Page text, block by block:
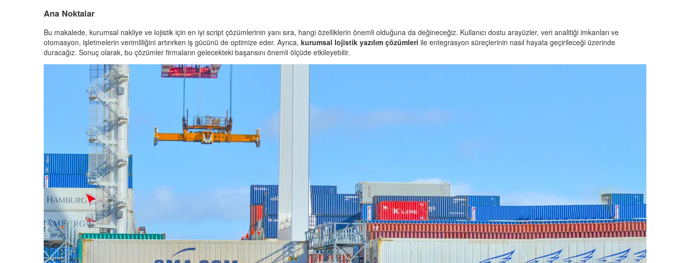
Ana Noktalar
Bu makalede, kurumsal nakliye ve lojistik için en iyi script çözümlerinin yanı sıra, hangi özelliklerin önemli olduğuna da değineceğiz. Kullanıcı dostu arayüzler, veri analitiği imkanları ve
otomasyon, işletmelerin verimliliğini artırırken iş gücünü de optimize eder. Ayrıca, kurumsal lojistik yazılım çözümleri ile entegrasyon süreçlerinin nasıl hayata geçirileceği üzerinde
duracağız. Sonuç olarak, bu çözümler firmaların gelecekteki başarısını önemli ölçüde etkileyebilir.